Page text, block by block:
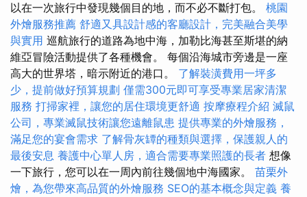
以在一次旅行中發現幾個目的地，而不必不斷打包。 桃園
外燴服務推薦 舒適又具設計感的客廳設計，完美融合美學
與實用 巡航旅行的道路為地中海，加勒比海甚至斯堪的納
維亞冒險活動提供了各種機會。 每個沿海城市旁邊是一座
高大的世界塔，暗示附近的港口。 了解裝潢費用一坪多
少，提前做好預算規劃 僅需300元即可享受專業居家清潔
服務 打掃家裡，讓您的居住環境更舒適 按摩療程介紹 滅鼠
公司，專業滅鼠技術讓您遠離鼠患 提供專業的外燴服務，
滿足您的宴會需求 了解骨灰罈的種類與選擇，保護親人的
最後安息 養護中心單人房，適合需要專業照護的長者 想像
一下旅行，您可以在一周內前往幾個地中海國家。 苗栗外
燴，為您帶來高品質的外燴服務 SEO的基本概念與定義 養